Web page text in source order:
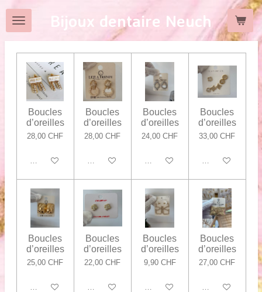
Passer
au
contenu
principal
Bijoux dentaire Neuch
Boucles
d’oreilles
28,00 CHF
Ajouter au panier
Boucles
d’oreilles
28,00 CHF
Ajouter au panier
Boucles
d’oreilles
24,00 CHF
Ajouter au panier
Boucles
d’oreilles
33,00 CHF
Ajouter au panier
Boucles
d’oreilles
25,00 CHF
Ajouter au panier
Boucles
d’oreilles
22,00 CHF
Ajouter au panier
Boucles
d’oreilles
9,90 CHF
Ajouter au panier
Boucles
d’oreilles
27,00 CHF
Ajouter au panier